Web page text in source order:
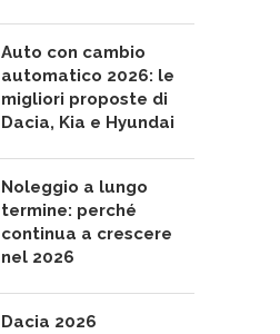
Auto con cambio
automatico 2026: le
migliori proposte di
Dacia, Kia e Hyundai
Noleggio a lungo
termine: perché
continua a crescere
nel 2026
Dacia 2026